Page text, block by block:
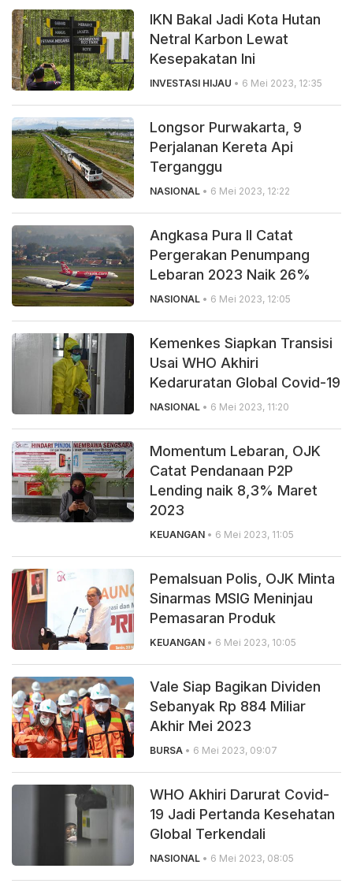
IKN Bakal Jadi Kota Hutan
Netral Karbon Lewat
Kesepakatan Ini
INVESTASI HIJAU • 6 Mei 2023, 12:35
Longsor Purwakarta, 9
Perjalanan Kereta Api
Terganggu
NASIONAL • 6 Mei 2023, 12:22
Angkasa Pura II Catat
Pergerakan Penumpang
Lebaran 2023 Naik 26%
NASIONAL • 6 Mei 2023, 12:05
Kemenkes Siapkan Transisi
Usai WHO Akhiri
Kedaruratan Global Covid-19
NASIONAL • 6 Mei 2023, 11:20
Momentum Lebaran, OJK
Catat Pendanaan P2P
Lending naik 8,3% Maret
2023
KEUANGAN • 6 Mei 2023, 11:05
Pemalsuan Polis, OJK Minta
Sinarmas MSIG Meninjau
Pemasaran Produk
KEUANGAN • 6 Mei 2023, 10:05
Vale Siap Bagikan Dividen
Sebanyak Rp 884 Miliar
Akhir Mei 2023
BURSA • 6 Mei 2023, 09:07
WHO Akhiri Darurat Covid-
19 Jadi Pertanda Kesehatan
Global Terkendali
NASIONAL • 6 Mei 2023, 08:05